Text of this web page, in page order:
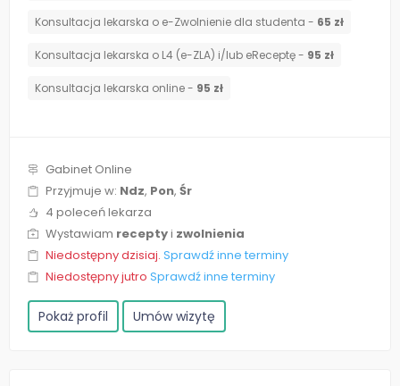
Konsultacja lekarska o e-Zwolnienie dla studenta - 65 zł
Konsultacja lekarska o L4 (e-ZLA) i/lub eReceptę - 95 zł
Konsultacja lekarska online - 95 zł
Gabinet Online
Przyjmuje w: Ndz, Pon, Śr
4 poleceń lekarza
Wystawiam receptyi zwolnienia
Niedostępny dzisiaj. Sprawdź inne terminy
Niedostępny jutro Sprawdź inne terminy
Pokaż profil Umów wizytę